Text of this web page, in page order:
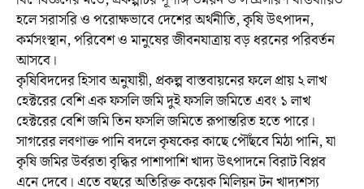
হলে সরাসরি ও পরোক্ষভাবে দেশের অর্থনীতি, কৃষি উৎপাদন,
কর্মসংস্থান, পরিবেশ ও মানুষের জীবনযাত্রায় বড় ধরনের পরিবর্তন
আসবে।
কৃষিবিদদের হিসাব অনুযায়ী, প্রকল্প বাস্তবায়নের ফলে প্রায় ২ লাখ
হেক্টরের বেশি এক ফসলি জমি দুই ফসলি জমিতে এবং ১ লাখ
হেক্টরের বেশি জমি তিন ফসলি জমিতে রূপান্তরিত হতে পারে।
সাগরের লবণাক্ত পানি বদলে কৃষকের কাছে পৌঁছবে মিঠা পানি, যা
কৃষি জমির উর্বরতা বৃদ্ধির পাশাপাশি খাদ্য উৎপাদনে বিরাট বিপ্লব
এনে দেবে। এতে বছরে অতিরিক্ত কয়েক মিলিয়ন টন খাদ্যশস্য